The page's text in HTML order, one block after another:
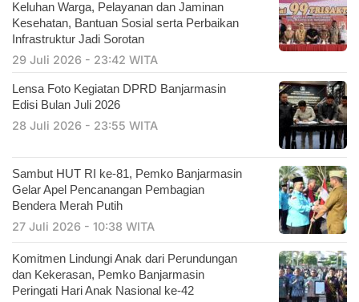
Keluhan Warga, Pelayanan dan Jaminan
Kesehatan, Bantuan Sosial serta Perbaikan
Infrastruktur Jadi Sorotan
29 Juli 2026 - 23:42 WITA
Lensa Foto Kegiatan DPRD Banjarmasin
Edisi Bulan Juli 2026
28 Juli 2026 - 23:55 WITA
Sambut HUT RI ke-81, Pemko Banjarmasin
Gelar Apel Pencanangan Pembagian
Bendera Merah Putih
27 Juli 2026 - 10:38 WITA
Komitmen Lindungi Anak dari Perundungan
dan Kekerasan, Pemko Banjarmasin
Peringati Hari Anak Nasional ke-42